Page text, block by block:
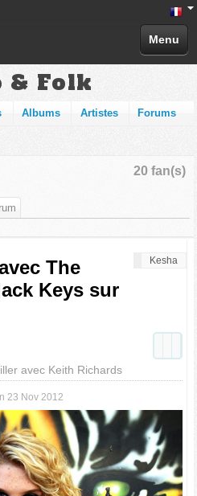
Menu
& Folk
Albums Artistes Forums
20 fan(s)
Kesha
The
Keys sur
avec Keith Richards
23 Nov 2012